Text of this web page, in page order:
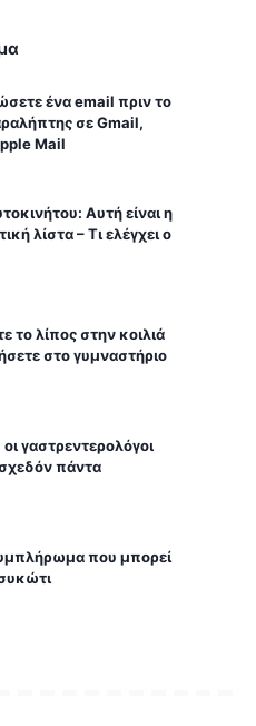
ένα email πριν το
σε Gmail,
Mail
Αυτή είναι η
λίστα – Τι ελέγχει ο
το λίπος στην κοιλιά
στο γυμναστήριο
γαστρεντερολόγοι
πάντα
που μπορεί